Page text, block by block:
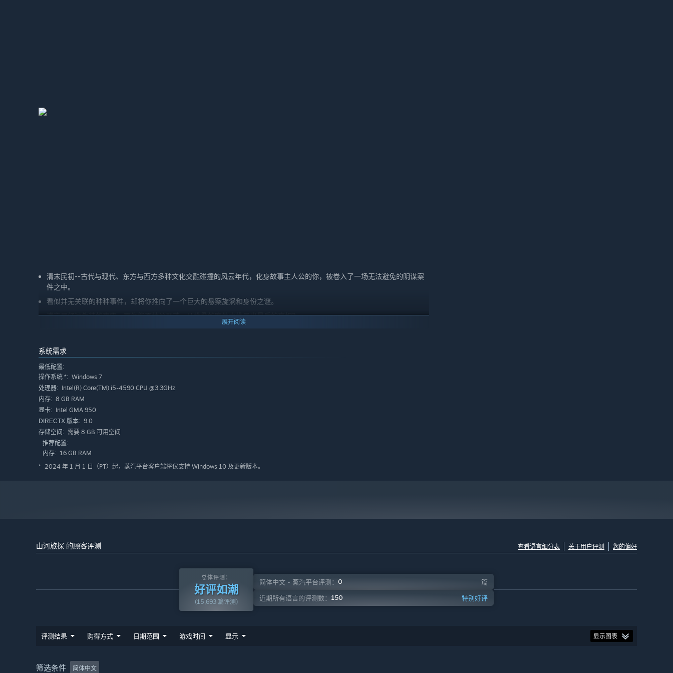
清末民初--古代与现代、东方与西方多种文化交融碰撞的风云年代，化身故事主人公的你，被卷入了一场无法避免的阴谋案
件之中。
看似并无关联的种种事件，却将你推向了一个巨大的悬案旋涡和身份之谜。
谎言是经过伪装的事实，而你能否抽丝剥茧，从堆叠的案件中推导出最后的真相？
进行现场勘察、找寻证物、询问证人。
展开阅读
系统需求
最低配置:
操作系统 *: Windows 7
处理器: Intel(R) Core(TM) i5-4590 CPU @3.3GHz
内存: 8 GB RAM
显卡: Intel GMA 950
DIRECTX 版本: 9.0
存储空间: 需要 8 GB 可用空间
推荐配置:
内存: 16 GB RAM
* 2024 年 1 月 1 日（PT）起，蒸汽平台客户端将仅支持 Windows 10 及更新版本。
山河旅探 的顾客评测 查看语言细分表 关于用户评测 您的偏好
总体评测：
好评如潮
(15,693 篇评测)
简体中文 - 蒸汽平台评测： 0
篇
近期所有语言的评测数： 150 特别好评
评测结果 购得方式 日期范围 游戏时间 显示 显示图表
筛选条件 简体中文